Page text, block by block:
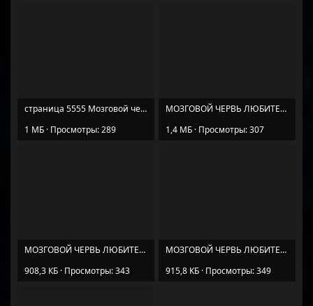
страница 5555 Мозговой червь любителя загадок (2).jpg
1 МБ · Просмотры: 289
МОЗГОВОЙ ЧЕРВЬ ЛЮБИТЕЛЯ ЗАГАДОК (1).jpg
1,4 МБ · Просмотры: 307
МОЗГОВОЙ ЧЕРВЬ ЛЮБИТЕЛЯ ЗАГАДОК (2).jpg
908,3 КБ · Просмотры: 343
МОЗГОВОЙ ЧЕРВЬ ЛЮБИТЕЛЯ ЗАГАДОК (3).jpg
915,8 КБ · Просмотры: 349